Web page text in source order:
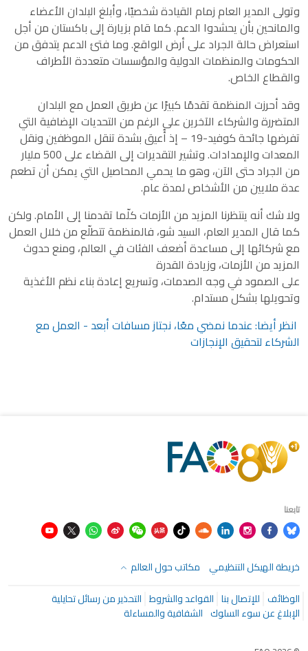
وتولى المدير العام زمام القيادة شخصيًا، وأبلغ البلدان الأعضاء
والمانحين بأن يحشدوا الدعم. كما قام بزيارة إلى باكستان من أجل
استعراض حالة الجراد على أرض الواقع. وما فتئ الدعم يتدفق من
الحكومات والمنظمات الدولية والمؤسسات متعددة الأطراف
والقطاع الخاص.
وقد أحرزت المنظمة تقدمًا كبيرًا عن طريق العمل مع البلدان
المتضررة والشركاء الآخرين على الرغم من التحديات الإضافية التي
تفرضها جائحة كوفيد-19 – إذ أُعيق بشدة تنقل الموظفين ونقل
المعدات والإمدادات. وتشير التقديرات إلى القضاء على 500 مليار
من الجراد حتى الآن، وهو ما يحمي المحاصيل التي يمكن أن تطعم
عدة ملايين من الأشخاص لمدة عام.
ولا شك أنه ينتظرنا المزيد من الأزمات كلّما تقدمنا إلى الأمام. ولكن
كما قال المدير العام، السيد شو، فالمنظمة تتطلّع من خلال العمل
مع شركائها إلى مساعدة أضعف الفئات في العالم، ومنع حدوث
المزيد من الأزمات، وزيادة القدرة
على الصمود في وجه الصدمات، وتسريع إعادة بناء نظم الأغذية
وتحويلها بشكل مستدام.
انظر أيضا: عندما نمضي معًا، نجتاز مسافات أبعد - العمل مع
الشركاء لتحقيق الإنجازات
تابعنا
خريطة الهيكل التنظيمي مكاتب حول العالم
الوظائف للإتصال بنا القواعد والشروط التحذير من رسائل تحايلية
الإبلاغ عن سوء السلوك الشفافية والمساءلة